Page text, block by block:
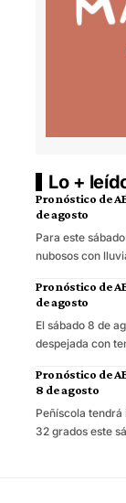
Lo +
Pronóstico de
de agosto
Para este
nubosos con
Pronóstico de
de agosto
El sábado 8 de
despejada con
Pronóstico de
8 de agosto
Peñíscola
32 grados este